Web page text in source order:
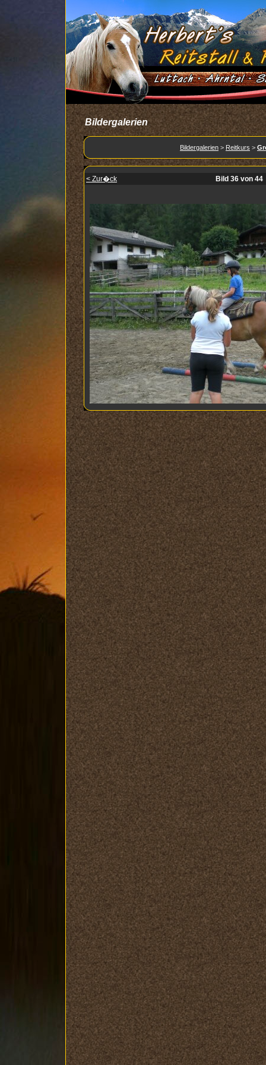
Bildergalerien
Bildergalerien > Reitkurs >
< Zur�ck Bild 36 von 44